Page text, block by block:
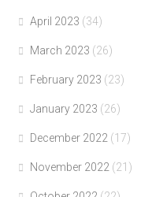
April 2023 (34)
March 2023 (26)
February 2023 (23)
January 2023 (26)
December 2022 (17)
November 2022 (21)